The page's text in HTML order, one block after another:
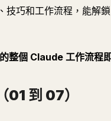
技巧和工作流程，能解
整個 Claude 工作流程
01 到 07）